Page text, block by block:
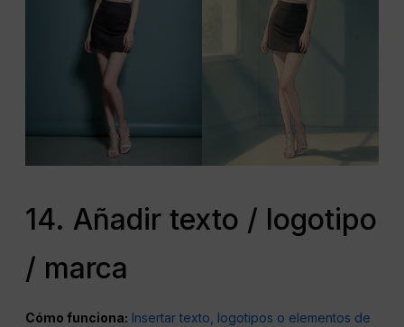
14. Añadir texto / logotipo
/ marca
Cómo funciona: Insertar texto, logotipos o elementos de